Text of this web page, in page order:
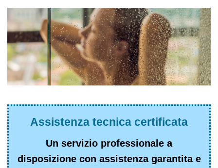
Assistenza tecnica certificata
Un servizio professionale a
disposizione con assistenza garantita e